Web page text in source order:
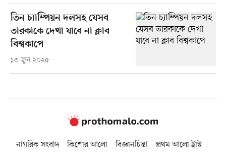
তিন চ্যাম্পিয়ন দলসহ যেসব
তারকাকে দেখা যাবে না ক্লাব
বিশ্বকাপে
১৩ জুন ২০২৫
নাগরিক সংবাদ কিশোর আলো বিজ্ঞানচিন্তা
প্রথম আলো ট্রাস্ট